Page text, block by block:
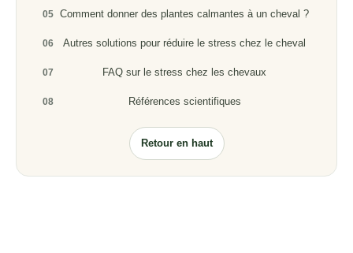
05 Comment donner des plantes calmantes à un cheval ?
06 Autres solutions pour réduire le stress chez le cheval
07 FAQ sur le stress chez les chevaux
08 Références scientifiques
Retour en haut